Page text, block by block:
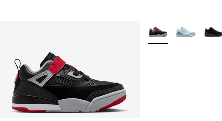
Plus de couleurs